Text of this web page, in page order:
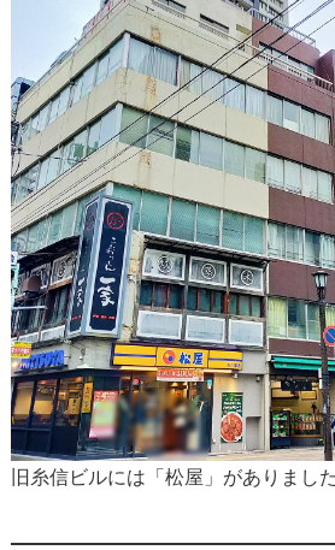
旧糸信ビルには「松屋」がありました